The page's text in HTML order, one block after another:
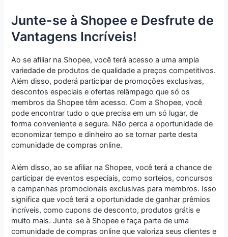
Junte-se à Shopee e Desfrute de
Vantagens Incríveis!
Ao se afiliar na Shopee, você terá acesso a uma ampla
variedade de produtos de qualidade a preços competitivos.
Além disso, poderá participar de promoções exclusivas,
descontos especiais e ofertas relâmpago que só os
membros da Shopee têm acesso. Com a Shopee, você
pode encontrar tudo o que precisa em um só lugar, de
forma conveniente e segura. Não perca a oportunidade de
economizar tempo e dinheiro ao se tornar parte desta
comunidade de compras online.
Além disso, ao se afiliar na Shopee, você terá a chance de
participar de eventos especiais, como sorteios, concursos
e campanhas promocionais exclusivas para membros. Isso
significa que você terá a oportunidade de ganhar prêmios
incríveis, como cupons de desconto, produtos grátis e
muito mais. Junte-se à Shopee e faça parte de uma
comunidade de compras online que valoriza seus clientes e